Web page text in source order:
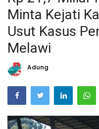
Beranda
Contact
Banten
Yogyakarta
Banten
Minta Kejati
Usut Kasus
Melawi
Adung